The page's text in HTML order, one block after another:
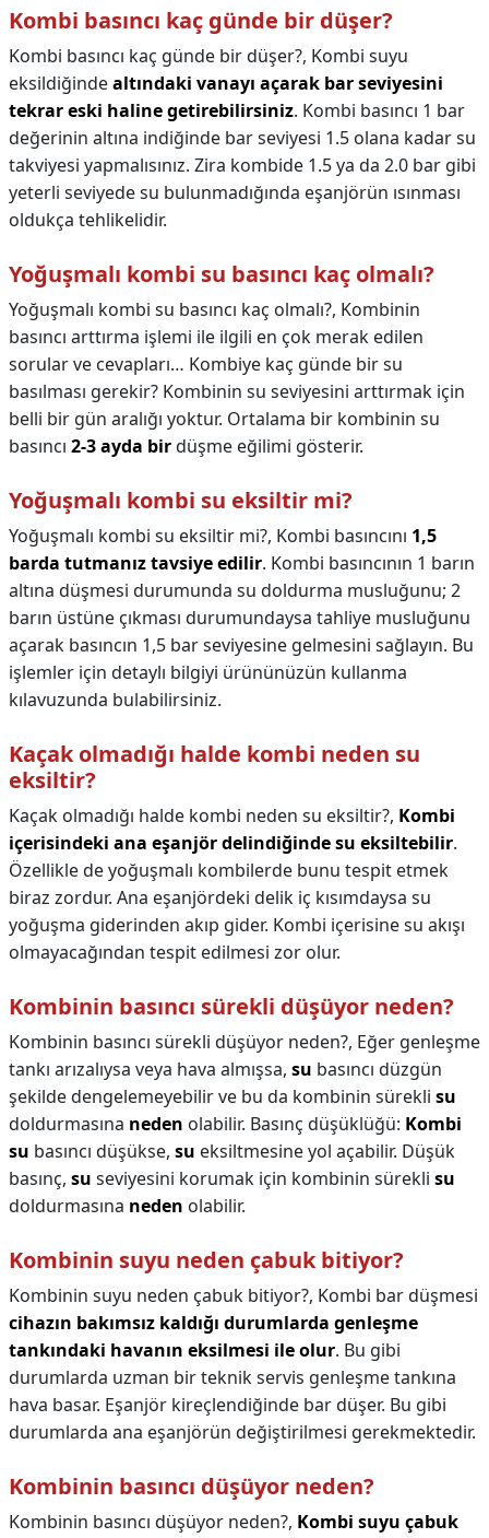
Kombi basıncı kaç günde bir düşer?
Kombi basıncı kaç günde bir düşer?, Kombi suyu
eksildiğindealtındaki vanayı açarak bar seviyesini
tekrar eski haline getirebilirsiniz. Kombi basıncı 1 bar
değerinin altına indiğinde bar seviyesi 1.5 olana kadar su
takviyesi yapmalısınız. Zira kombide 1.5 ya da 2.0 bar gibi
yeterli seviyede su bulunmadığında eşanjörün ısınması
oldukça tehlikelidir.
Yoğuşmalı kombi su basıncı kaç olmalı?
Yoğuşmalı kombi su basıncı kaç olmalı?, Kombinin
basıncı arttırma işlemi ile ilgili en çok merak edilen
sorular ve cevapları… Kombiye kaç günde bir su
basılması gerekir? Kombinin su seviyesini arttırmak için
belli bir gün aralığı yoktur. Ortalama bir kombinin su
basıncı 2-3 ayda birdüşme eğilimi gösterir.
Yoğuşmalı kombi su eksiltir mi?
Yoğuşmalı kombi su eksiltir mi?, Kombi basıncını 1,5
barda tutmanız tavsiye edilir. Kombi basıncının 1 barın
altına düşmesi durumunda su doldurma musluğunu; 2
barın üstüne çıkması durumundaysa tahliye musluğunu
açarak basıncın 1,5 bar seviyesine gelmesini sağlayın. Bu
işlemler için detaylı bilgiyi ürününüzün kullanma
kılavuzunda bulabilirsiniz.
Kaçak olmadığı halde kombi neden su
eksiltir?
Kaçak olmadığı halde kombi neden su eksiltir?, Kombi
içerisindeki ana eşanjör delindiğinde su eksiltebilir.
Özellikle de yoğuşmalı kombilerde bunu tespit etmek
biraz zordur. Ana eşanjördeki delik iç kısımdaysa su
yoğuşma giderinden akıp gider. Kombi içerisine su akışı
olmayacağından tespit edilmesi zor olur.
Kombinin basıncı sürekli düşüyor neden?
Kombinin basıncı sürekli düşüyor neden?, Eğer genleşme
tankı arızalıysa veya hava almışsa, su basıncı düzgün
şekilde dengelemeyebilir ve bu da kombinin sürekli su
doldurmasına neden olabilir. Basınç düşüklüğü: Kombi
su basıncı düşükse, su eksiltmesine yol açabilir. Düşük
basınç, su seviyesini korumak için kombinin sürekli su
doldurmasına neden olabilir.
Kombinin suyu neden çabuk bitiyor?
Kombinin suyu neden çabuk bitiyor?, Kombi bar düşmesi
cihazın bakımsız kaldığı durumlarda genleşme
tankındaki havanın eksilmesi ile olur. Bu gibi
durumlarda uzman bir teknik servis genleşme tankına
hava basar. Eşanjör kireçlendiğinde bar düşer. Bu gibi
durumlarda ana eşanjörün değiştirilmesi gerekmektedir.
Kombinin basıncı düşüyor neden?
Kombinin basıncı düşüyor neden?, Kombi suyu çabuk